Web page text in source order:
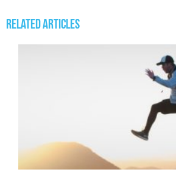
Related Articles